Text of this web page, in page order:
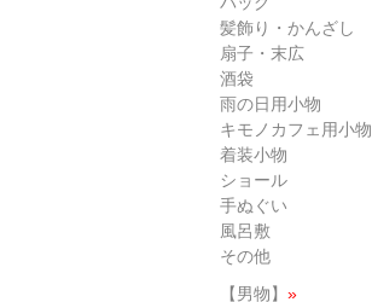
髪飾り・かんざし
扇子・末広
酒袋
雨の日用小物
キモノカフェ用小物
着装小物
ショール
手ぬぐい
風呂敷
その他
【男物】 »